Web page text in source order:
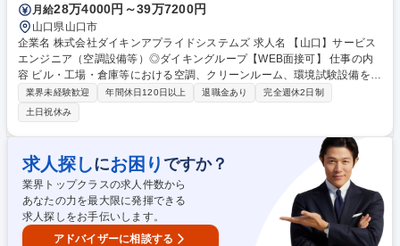
月給28万4000円～39万7200円
山口県山口市
企業名 株式会社ダイキンアプライドシステムズ 求人名 【山口】サービス
エンジニア（空調設備等）◎ダイキングループ【WEB面接可】 仕事の内
容 ビル・工場・倉庫等における空調、クリーンルーム、環境試験設備をは
じめとした設備・構成機器の保守・メンテナンス業務をご担当いただきま
す。（実務は協力会社への外注となり、現場管理や顧客折衝お任せしま
す） 電機・機械・医薬・化学・食品メーカーなどを中心に事業展開。取引
先のほとんどを大手企業が占めます。空調にとどまらず、冷凍設備、クリ
ーンルーム、環境対応等のシステム開発・設計・施工・システムメンテナ
ンスも実施。-40℃～+80℃の過酷な温度環境を創り出す耐久試験室の精密
空調、冷媒制御技術を応用した低温空調など、独自の事業展開を実現。革
新的技術として世界的表彰を頂戴した、最先端バイオ施設もございます。
募集職種 【山口】サービスエンジニア（空調設備等）◎ダイキングループ
【WEB面接可】
業界未経験歓迎 年間休日120日以上 退職金あり
完全週休2日制
土日祝休み
求人探しにお困り ですか？
業界トップクラスの求人件数から
あなたの力を最大限に発揮できる
求人探しをお手伝いします。
アドバイザーに相談する